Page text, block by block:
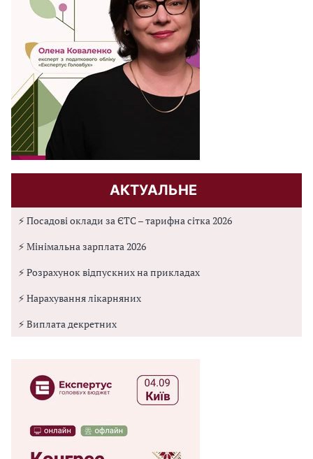
АКТУАЛЬНЕ
⚡ Посадові оклади за ЄТС – тарифна сітка 2026
⚡ Мінімальна зарплата 2026
⚡ Розрахунок відпускних на прикладах
⚡ Нарахування лікарняних
⚡ Виплата декретних